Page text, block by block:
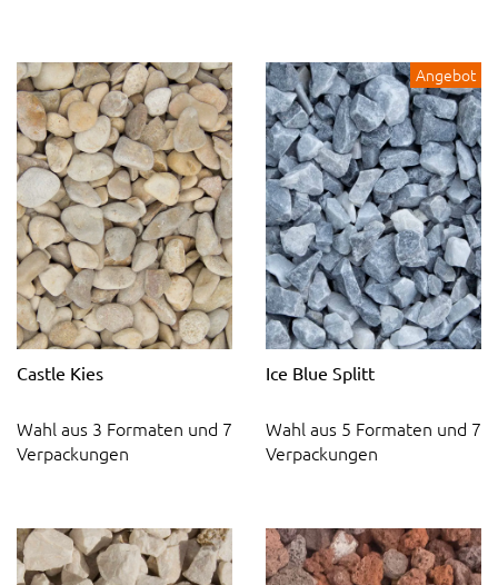
Castle Kies
Wahl aus 3 Formaten und 7
Verpackungen
Angebot
Ice Blue Splitt
Wahl aus 5 Formaten und 7
Verpackungen